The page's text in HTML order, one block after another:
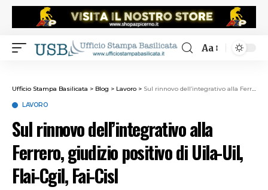
Aa
Ufficio Stampa Basilicata > Blog > Lavoro > Sul rinnovo dell’integrativo alla Ferrero, giudizio positivo di Uila-Uil, Flai-Cgil, Fai-Cisl
LAVORO
Sul rinnovo dell’integrativo alla
Ferrero, giudizio positivo di Uila-Uil,
Flai-Cgil, Fai-Cisl